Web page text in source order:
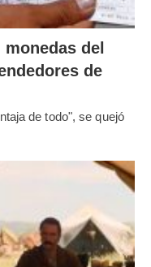
del
de
de todo", se quejó